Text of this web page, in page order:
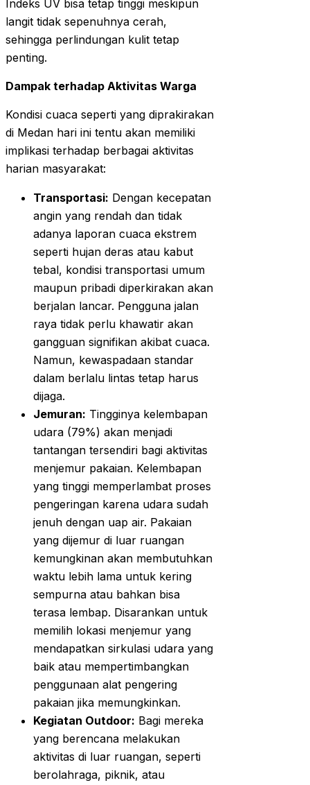
Indeks UV bisa tetap tinggi meskipun
langit tidak sepenuhnya cerah,
sehingga perlindungan kulit tetap
penting.
Dampak terhadap Aktivitas Warga
Kondisi cuaca seperti yang diprakirakan
di Medan hari ini tentu akan memiliki
implikasi terhadap berbagai aktivitas
harian masyarakat:
Transportasi: Dengan kecepatan
angin yang rendah dan tidak
adanya laporan cuaca ekstrem
seperti hujan deras atau kabut
tebal, kondisi transportasi umum
maupun pribadi diperkirakan akan
berjalan lancar. Pengguna jalan
raya tidak perlu khawatir akan
gangguan signifikan akibat cuaca.
Namun, kewaspadaan standar
dalam berlalu lintas tetap harus
dijaga.
Jemuran: Tingginya kelembapan
udara (79%) akan menjadi
tantangan tersendiri bagi aktivitas
menjemur pakaian. Kelembapan
yang tinggi memperlambat proses
pengeringan karena udara sudah
jenuh dengan uap air. Pakaian
yang dijemur di luar ruangan
kemungkinan akan membutuhkan
waktu lebih lama untuk kering
sempurna atau bahkan bisa
terasa lembap. Disarankan untuk
memilih lokasi menjemur yang
mendapatkan sirkulasi udara yang
baik atau mempertimbangkan
penggunaan alat pengering
pakaian jika memungkinkan.
Kegiatan Outdoor: Bagi mereka
yang berencana melakukan
aktivitas di luar ruangan, seperti
berolahraga, piknik, atau